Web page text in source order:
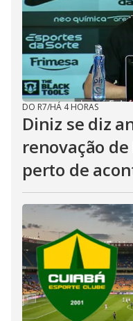
DO R7/HÁ 4 HORAS
Diniz se diz
renovação
perto de